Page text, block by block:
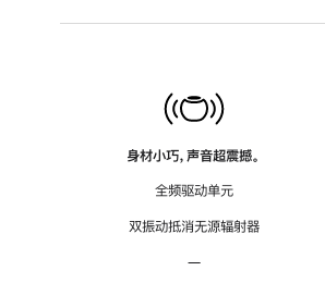
身材小巧，声音超震撼。
全频驱动单元
双振动抵消无源辐射器
—